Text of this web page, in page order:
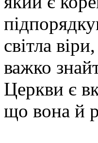
світла
важко
Церкви є
що вона й